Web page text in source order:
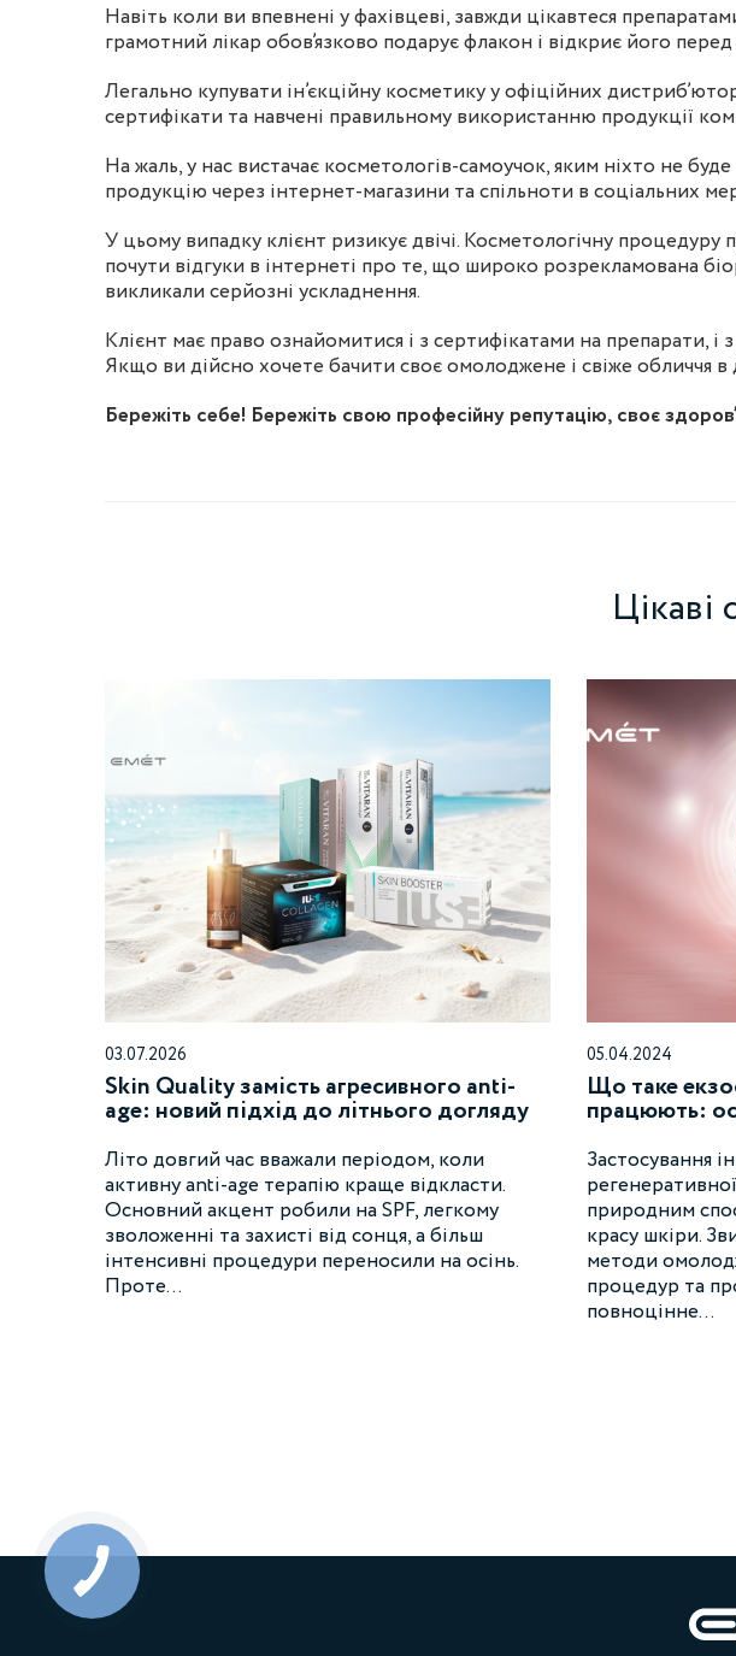
Навіть коли ви впевнені у фахівцеві, завжди цікавтеся
грамотний лікар обов’язково подарує флакон і відкриє його
Легально купувати ін’єкційну косметику у офіційних
сертифікати та навчені правильному використанню продукції
На жаль, у нас вистачає косметологів-самоучок, яким ніхто не
продукцію через інтернет-магазини та спільноти в соціальних
У цьому випадку клієнт ризикує двічі. Косметологічну
почути відгуки в інтернеті про те, що широко розрекламована
викликали серйозні ускладнення.
Клієнт має право ознайомитися і з сертифікатами на препарати,
Якщо ви дійсно хочете бачити своє омолоджене і свіже обличчя
Бережіть себе! Бережіть свою професійну репутацію, своє
Цікаві
03.07.2026
Skin Quality замість агресивного anti-
age: новий підхід до літнього догляду
Літо довгий час вважали періодом, коли
активну anti-age терапію краще відкласти.
Основний акцент робили на SPF, легкому
зволоженні та захисті від сонця, а більш
інтенсивні процедури переносили на осінь.
Проте…
05.04.2024
Що таке
працюють:
вплив на
Застосування
природним
красу шкіри.
методи
процедур та
повноцінне…